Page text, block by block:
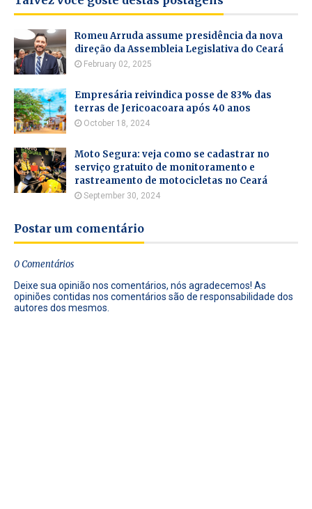
Romeu Arruda assume presidência da nova
direção da Assembleia Legislativa do Ceará
February 02, 2025
Empresária reivindica posse de 83% das
terras de Jericoacoara após 40 anos
October 18, 2024
Moto Segura: veja como se cadastrar no
serviço gratuito de monitoramento e
rastreamento de motocicletas no Ceará
September 30, 2024
Postar um comentário
0 Comentários
Deixe sua opinião nos comentários, nós agradecemos! As
opiniões contidas nos comentários são de responsabilidade dos
autores dos mesmos.